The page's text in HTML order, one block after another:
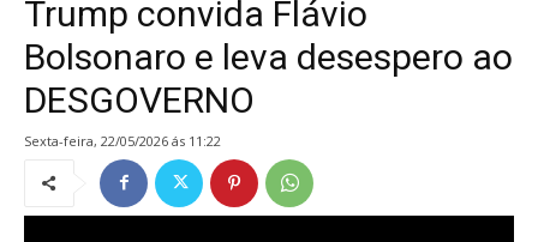
Trump convida Flávio
Bolsonaro e leva desespero ao
DESGOVERNO
sexta-feira, 22/05/2026 ás 11:22